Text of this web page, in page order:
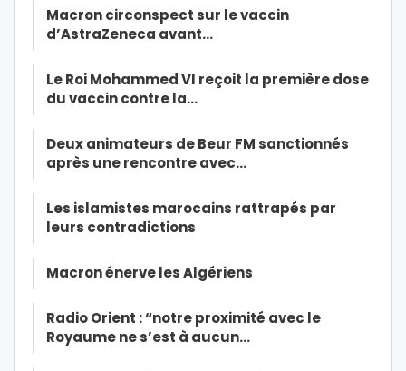
Macron circonspect sur le vaccin
d’AstraZeneca avant…
Le Roi Mohammed VI reçoit la première dose
du vaccin contre la…
Deux animateurs de Beur FM sanctionnés
après une rencontre avec…
Les islamistes marocains rattrapés par
leurs contradictions
Macron énerve les Algériens
Radio Orient : “notre proximité avec le
Royaume ne s’est à aucun…